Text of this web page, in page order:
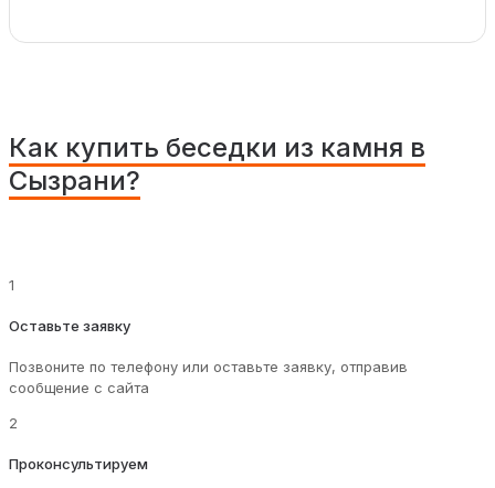
Как купить беседки из камня в
Сызрани?
1
Оставьте заявку
Позвоните по телефону или оставьте заявку, отправив
сообщение с сайта
2
Проконсультируем